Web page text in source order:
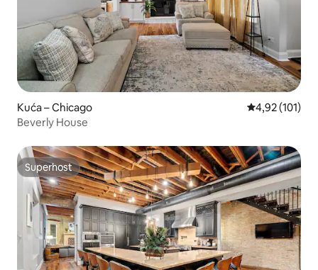
Kuća – Chicago Prosječna
4,92 (101)
Beverly House
Superhost
Superhost